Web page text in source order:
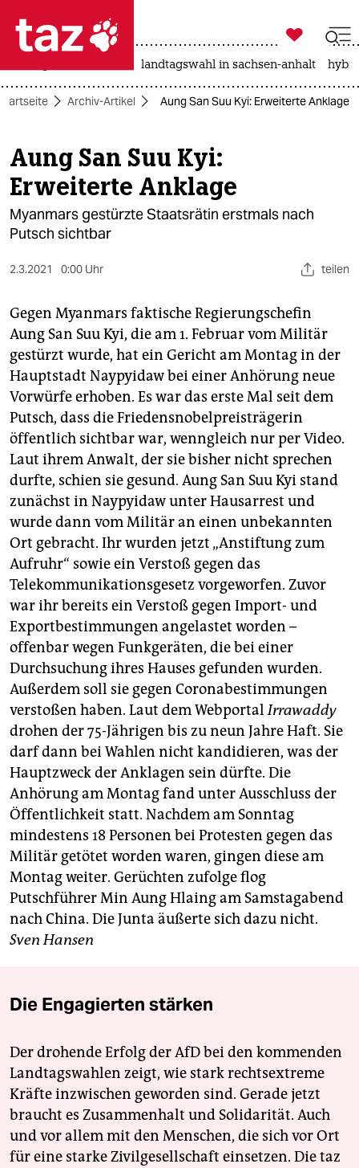
 taz zahl ich
taz zahl ich
themen
politik
öko
sport
berlin
nord
wahrheit
verlag
verlag
veranstaltungen
shop
fragen & hilfe
unterstützen
abo
genossenschaft
epaper login

taz zahl ich
landtagswahl in sachsen-anhalt
Archiv-Artikel Aung San Suu Kyi: Erweiterte Anklage
Aung San Suu Kyi:
Erweiterte Anklage
Myanmars gestürzte Staatsrätin erstmals nach
Putsch sichtbar
2.3.2021 0:00 Uhr teilen
Gegen Myanmars faktische Regierungschefin
Aung San Suu Kyi, die am 1. Februar vom Militär
gestürzt wurde, hat ein Gericht am Montag in der
Hauptstadt Naypyidaw bei einer Anhörung neue
Vorwürfe erhoben. Es war das erste Mal seit dem
Putsch, dass die Friedensnobelpreisträgerin
öffentlich sichtbar war, wenngleich nur per Video.
Laut ihrem Anwalt, der sie bisher nicht sprechen
durfte, schien sie gesund. Aung San Suu Kyi stand
zunächst in Naypyidaw unter Hausarrest und
wurde dann vom Militär an einen unbekannten
Ort gebracht. Ihr wurden jetzt „Anstiftung zum
Aufruhr“ sowie ein Verstoß gegen das
Telekommunika­tionsgesetz vorgeworfen. Zuvor
war ihr bereits ein Verstoß gegen Import- und
Exportbestimmungen angelastet worden –
offenbar wegen Funkgeräten, die bei einer
Durchsuchung ihres Hauses gefunden wurden.
Außerdem soll sie gegen Coronabestimmungen
verstoßen haben. Laut dem WebportalIrrawaddy
drohen der 75-Jährigen bis zu neun Jahre Haft. Sie
darf dann bei Wahlen nicht kandidieren, was der
Hauptzweck der Anklagen sein dürfte. Die
Anhörung am Montag fand unter Ausschluss der
Öffentlichkeit statt. Nachdem am Sonntag
mindestens 18 Personen bei Protesten gegen das
Militär getötet worden waren, gingen diese am
Montag weiter. Gerüchten zufolge flog
Putschführer Min Aung Hlaing am Samstagabend
nach China. Die Junta äußerte sich dazu nicht.
Sven Hansen
Die Engagierten stärken
Der drohende Erfolg der AfD bei den kommenden
Landtagswahlen zeigt, wie stark rechtsextreme
Kräfte inzwischen geworden sind. Gerade jetzt
braucht es Zusammenhalt und Solidarität. Auch
und vor allem mit den Menschen, die sich vor Ort
für eine starke Zivilgesellschaft einsetzen. Die taz